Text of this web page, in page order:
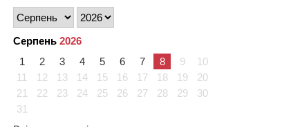
Серпень 2026
1
2 3 4 5 6 7 8 9
10
11
12 13 14 15 16 17 18 19
20
21
22 23 24 25 26 27 28 29
30
31